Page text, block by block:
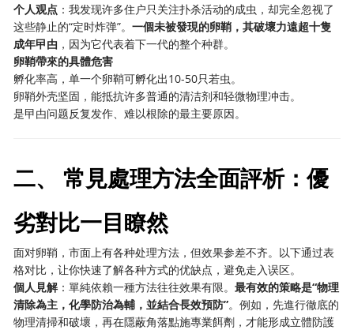
个人观点 ：我发现许多住户只关注扑杀活动的成虫，却完全忽视了
这些静止的“定时炸弹”。一個未被發現的卵鞘，其破壞力遠超十隻
成年曱甴 ，因为它代表着下一代的整个种群。
卵鞘帶來的具體危害
孵化率高，单一个卵鞘可孵化出10-50只若虫。
卵鞘外壳坚固，能抵抗许多普通的清洁剂和轻微物理冲击。
是曱甴问题反复发作、难以根除的最主要原因。
二、 常見處理方法全面評析：優
劣對比一目瞭然
面对卵鞘，市面上有各种处理方法，但效果参差不齐。以下通过表
格对比，让你快速了解各种方式的优缺点，避免走入误区。
個人見解：單純依賴一種方法往往效果有限。最有效的策略是“物理
清除為主，化學防治為輔，並結合長效預防”。例如，先進行徹底的
物理清掃和破壞，再在隱蔽角落點施專業餌劑，才能形成立體防護